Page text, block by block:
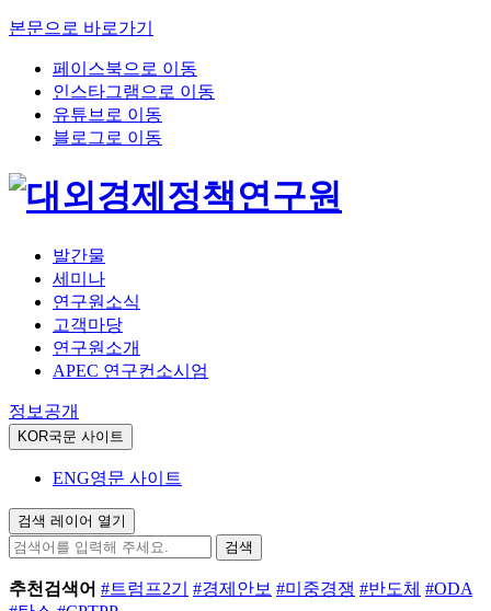
본문으로 바로가기
페이스북으로 이동
인스타그램으로 이동
유튜브로 이동
블로그로 이동
발간물
세미나
연구원소식
고객마당
연구원소개
APEC 연구컨소시엄
정보공개
KOR국문 사이트
ENG영문 사이트
검색 레이어 열기
검색
추천검색어 #트럼프2기 #경제안보 #미중경쟁 #반도체 #ODA